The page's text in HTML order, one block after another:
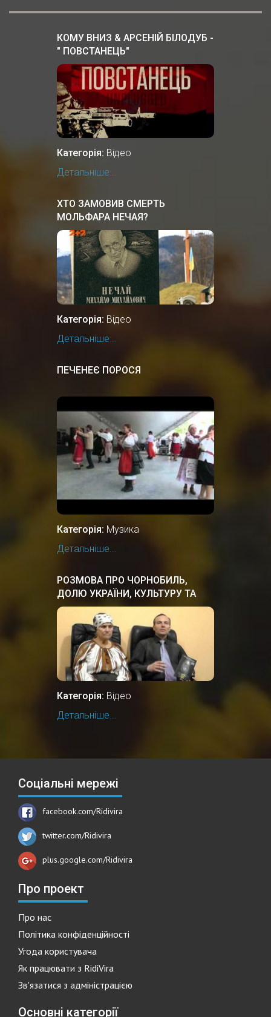
КОМУ ВНИЗ & АРСЕНІЙ БІЛОДУБ -
" ПОВСТАНЕЦЬ"
Категорія: Відео
Детальніше...
ХТО ЗАМОВИВ СМЕРТЬ
МОЛЬФАРА НЕЧАЯ?
Категорія: Відео
Детальніше...
ПЕЧЕНЕЄ ПОРОСЯ
Категорія: Музика
Детальніше...
РОЗМОВА ПРО ЧОРНОБИЛЬ,
ДОЛЮ УКРАЇНИ, КУЛЬТУРУ ТА
ІСТОРІЮ
Категорія: Відео
Детальніше...
Соціальні мережі
facebook.com/Ridivira
twitter.com/Ridivira
plus.google.com/Ridivira
Про проект
Про нас
Політика конфіденційності
Угода користувача
Як працювати з RidiVira
Зв'язатися з адміністрацією
Основні категорії